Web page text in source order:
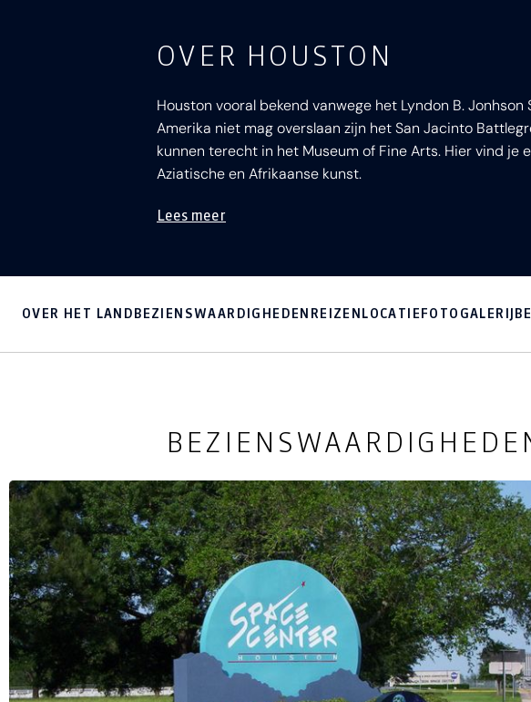
OVER HOUSTON
Houston vooral bekend vanwege het Lyndon B.
Amerika niet mag overslaan zijn het San Jacinto
kunnen terecht in het Museum of Fine Arts. Hier vind
Aziatische en Afrikaanse kunst.
Lees meer
OVER HET LANDBEZIENSWAARDIGHEDEN REIZENLOCATIEFOTOGALERIJ